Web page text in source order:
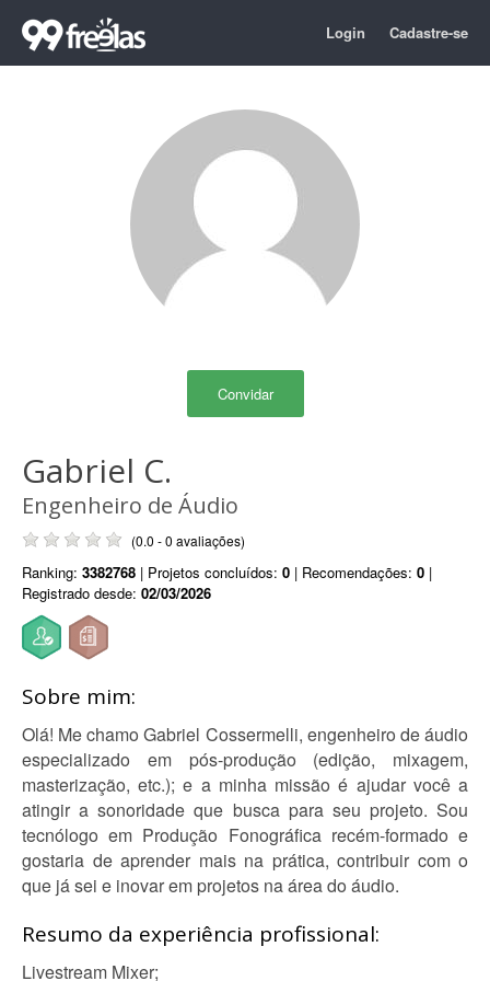
Login Cadastre-se
Convidar
Gabriel C.
Engenheiro de Áudio
(0.0 - 0 avaliações)
Ranking: 3382768 | Projetos concluídos: 0 | Recomendações: 0 |
Registrado desde: 02/03/2026
Sobre mim:
Olá! Me chamo Gabriel Cossermelli, engenheiro de áudio
especializado em pós-produção (edição, mixagem,
masterização, etc.); e a minha missão é ajudar você a
atingir a sonoridade que busca para seu projeto. Sou
tecnólogo em Produção Fonográfica recém-formado e
gostaria de aprender mais na prática, contribuir com o
que já sei e inovar em projetos na área do áudio.
Resumo da experiência profissional:
Livestream Mixer;